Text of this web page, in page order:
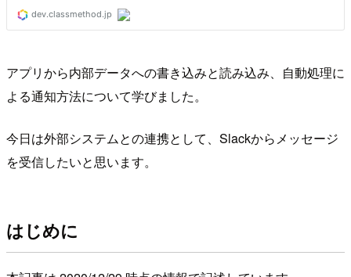
アプリから内部データへの書き込みと読み込み、自動処理に
よる通知方法について学びました。
今日は外部システムとの連携として、Slackからメッセージ
を受信したいと思います。
はじめに